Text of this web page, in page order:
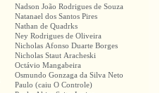
Nadson João Rodrigues de Souza
Natanael dos Santos Pires
Nathan de Quadrks
Ney Rodrigues de Oliveira
Nicholas Afonso Duarte Borges
Nicholas Staut Aracheski
Octávio Mangabeira
Osmundo Gonzaga da Silva Neto
Paulo (caiu O Controle)